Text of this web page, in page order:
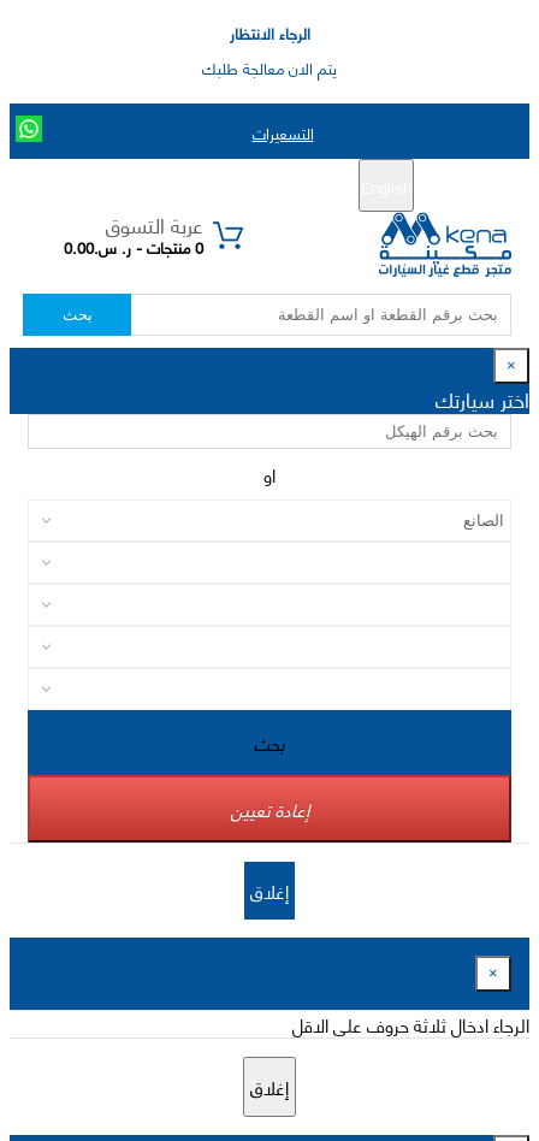
الرجاء الانتظار
يتم الان معالجة طلبك
التسعيرات
عربة التسوق
0 منتجات - ر. س.0.00
بحث
×
اختر سيارتك
او
بحث
إعادة تعيين
إغلاق
×
الرجاء ادخال ثلاثة حروف على الاقل
إغلاق